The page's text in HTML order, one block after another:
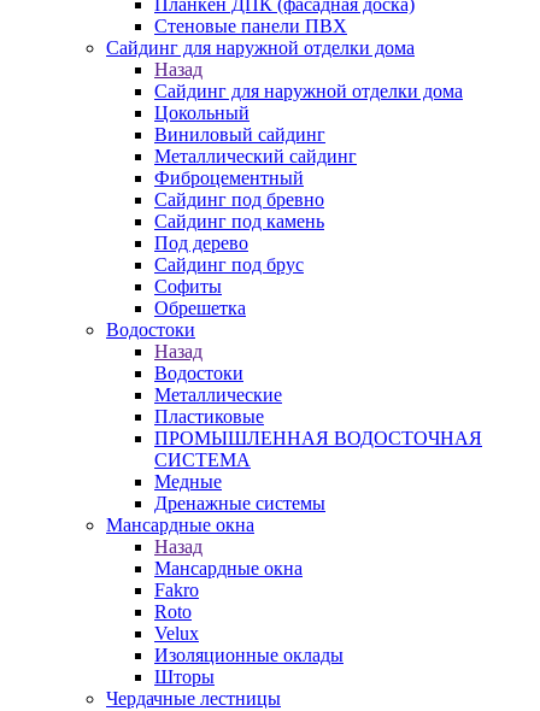
Планкен ДПК (фасадная доска)
Стеновые панели ПВХ
Сайдинг для наружной отделки дома
Назад
Сайдинг для наружной отделки дома
Цокольный
Виниловый сайдинг
Металлический сайдинг
Фиброцементный
Сайдинг под бревно
Сайдинг под камень
Под дерево
Сайдинг под брус
Софиты
Обрешетка
Водостоки
Назад
Водостоки
Металлические
Пластиковые
ПРОМЫШЛЕННАЯ ВОДОСТОЧНАЯ
СИСТЕМА
Медные
Дренажные системы
Мансардные окна
Назад
Мансардные окна
Fakro
Roto
Velux
Изоляционные оклады
Шторы
Чердачные лестницы